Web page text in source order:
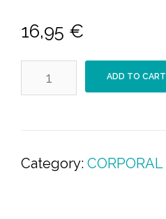
16,95 €
BODYMILK
Anti-
quantity
ADD TO CART
Category: CORPORAL